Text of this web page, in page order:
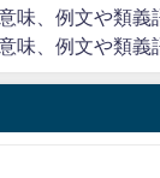
味、例文や類義
味、例文や類義